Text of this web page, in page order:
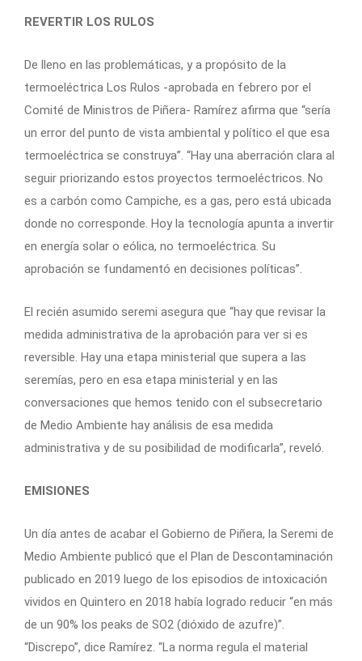
REVERTIR LOS RULOS
De lleno en las problemáticas, y a propósito de la
termoeléctrica Los Rulos -aprobada en febrero por el
Comité de Ministros de Piñera- Ramírez afirma que “sería
un error del punto de vista ambiental y político el que esa
termoeléctrica se construya”. “Hay una aberración clara al
seguir priorizando estos proyectos termoeléctricos. No
es a carbón como Campiche, es a gas, pero está ubicada
donde no corresponde. Hoy la tecnología apunta a invertir
en energía solar o eólica, no termoeléctrica. Su
aprobación se fundamentó en decisiones políticas”.
El recién asumido seremi asegura que “hay que revisar la
medida administrativa de la aprobación para ver si es
reversible. Hay una etapa ministerial que supera a las
seremías, pero en esa etapa ministerial y en las
conversaciones que hemos tenido con el subsecretario
de Medio Ambiente hay análisis de esa medida
administrativa y de su posibilidad de modificarla”, reveló.
EMISIONES
Un día antes de acabar el Gobierno de Piñera, la Seremi de
Medio Ambiente publicó que el Plan de Descontaminación
publicado en 2019 luego de los episodios de intoxicación
vividos en Quintero en 2018 había logrado reducir “en más
de un 90% los peaks de SO2 (dióxido de azufre)”.
“Discrepo”, dice Ramírez. “La norma regula el material